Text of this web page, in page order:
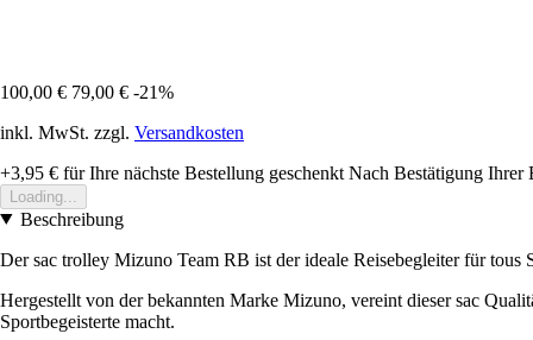
100,00 € 79,00 € -21%
inkl. MwSt. zzgl. Versandkosten
+3,95 € für Ihre nächste Bestellung geschenkt Nach Bestätigung Ihrer
Loading...
Beschreibung
Der sac trolley Mizuno Team RB ist der ideale Reisebegleiter für
Hergestellt von der bekannten Marke Mizuno, vereint dieser sac
Sportbegeisterte macht.